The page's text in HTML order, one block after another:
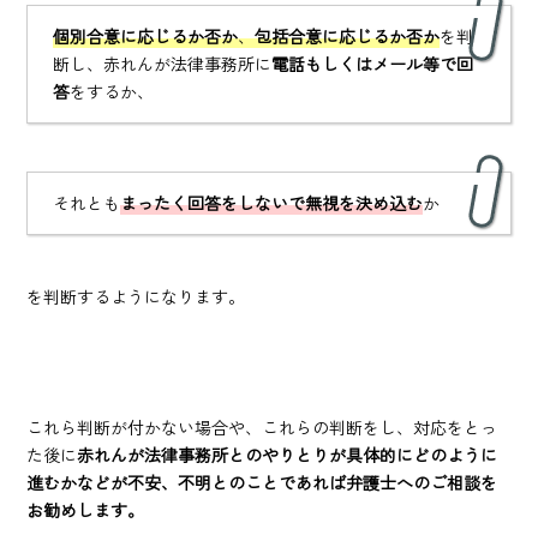
個別合意に応じるか否か、包括合意に応じるか否かを判
断し、赤れんが法律事務所に電話もしくはメール等で回
答をするか、
それともまったく回答をしないで無視を決め込むか
を判断するようになります。
これら判断が付かない場合や、これらの判断をし、対応をとっ
た後に赤れんが法律事務所とのやりとりが具体的にどのように
進むかなどが不安、不明とのことであれば弁護士へのご相談を
お勧めします。